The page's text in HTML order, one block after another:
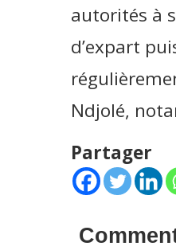
autorités à
d’expart
Ndjolé,
Partager